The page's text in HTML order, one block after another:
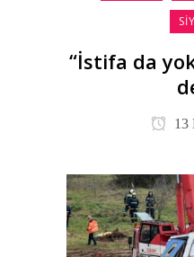
“İstifa da
13